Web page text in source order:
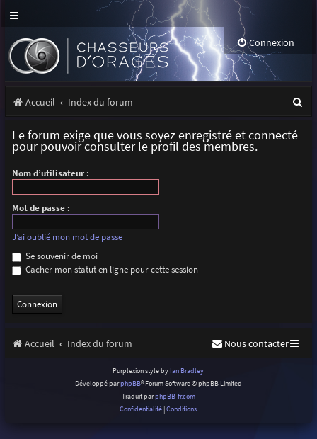
Connexion
Accueil Index du forum
Le forum exige que vous soyez enregistré et connecté
pour pouvoir consulter le profil des membres.
Nom d’utilisateur :
Mot de passe :
J’ai oublié mon mot de passe
Se souvenir de moi
Cacher mon statut en ligne pour cette session
Accueil Index du forum Nous contacter
Purplexion style by Ian Bradley
Développé parphpBB® Forum Software © phpBB Limited
Traduit parphpBB-fr.com
Confidentialité |Conditions